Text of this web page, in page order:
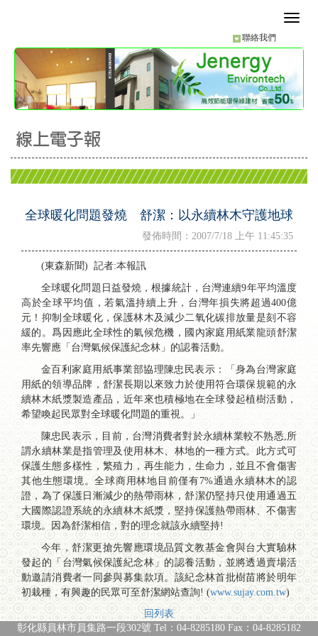
聯絡我們
全球暖化問題發燒 舒潔：以永續林木守護地球
發佈時間：2007/7/18 上午 11:45:35
(東森新聞) 記者:本報訊
全球暖化問題日益發燒，根據統計，台灣連續9年平均溫度
高於全球平均值，若氣溫持續上升，台灣年損失將超過400億
元！抑制全球暖化，保護林木及減少二氧化碳排放量是刻不容
緩的。爲因應此全球性的氣候危機，國內家庭用紙業龍頭舒潔
率先響應「台灣氣候保護紀念林」的認養活動。
金百利家庭用紙事業部協理陳忠民表示：「身為台灣家庭
用紙的領導品牌，舒潔長期以來致力於使用符合環保規範的永
續林木紙漿製造產品，近年來也積極地在全球發起植樹活動，
希望喚起民眾對全球暖化問題的重視。」
陳忠民表示，目前，台灣消費者對於永續林業較不熟悉,所
謂永續林業是指管理及使用林木、林地的一種方式。此方式可
保護生態多樣性，繁殖力，再生能力，生命力，並且不會傷害
其他生態環境。全球商用林地目前僅有7%通過永續林木的認
證，為了保護日漸減少的熱帶雨林，舒潔仍堅持只使用通過五
大國際認證系統的永續林木紙漿，堅持保護熱帶雨林、不傷害
環境。因為舒潔相信，對的理念就該永續堅持!
今年，舒潔更搶先響應環境品質文教基金會與台大實驗林
發起的「台灣氣候保護紀念林」的認養活動，並將透過賣場活
動邀請消費者一同參與募集款項。該紀念林首批樹苗將於明年
初栽種，有興趣的民眾可至舒潔網站查詢! (www.sujay.com.tw)
回列表
彰化縣員林市員集路一段302號 Tel：04-8285180 Fax：04-8285182